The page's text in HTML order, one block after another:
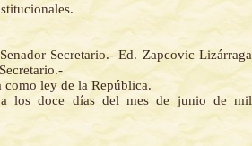
Secretario.- Ed. Zapcovic Lizárraga
como ley de la República.
los doce días del mes de junio de mil